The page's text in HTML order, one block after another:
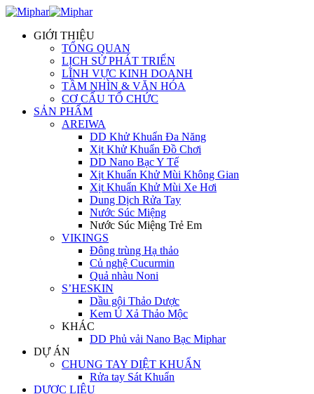
GIỚI THIỆU
TỔNG QUAN
LỊCH SỬ PHÁT TRIỂN
LĨNH VỰC KINH DOANH
TẦM NHÌN & VĂN HÓA
CƠ CẤU TỔ CHỨC
SẢN PHẨM
AREIWA
DD Khử Khuẩn Đa Năng
Xịt Khử Khuẩn Đồ Chơi
DD Nano Bạc Y Tế
Xịt Khuẩn Khử Mùi Không Gian
Xịt Khuẩn Khử Mùi Xe Hơi
Dung Dịch Rửa Tay
Nước Súc Miệng
Nước Súc Miệng Trẻ Em
VIKINGS
Đông trùng Hạ thảo
Củ nghệ Cucurmin
Quả nhàu Noni
S’HESKIN
Dầu gội Thảo Dược
Kem Ủ Xả Thảo Mộc
KHÁC
DD Phủ vải Nano Bạc Miphar
DỰ ÁN
CHUNG TAY DIỆT KHUẨN
Rửa tay Sát Khuẩn
DƯỢC LIỆU